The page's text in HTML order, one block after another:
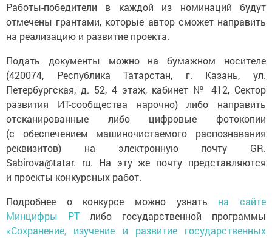
Работы-победители в каждой из номинаций будут
отмечены грантами, которые автор сможет направить
на реализацию и развитие проекта.
Подать документы можно на бумажном носителе
(420074, Республика Татарстан, г. Казань, ул.
Петербургская, д. 52, 4 этаж, кабинет № 412, Сектор
развития ИТ-сообщества нарочно) либо направить
отсканированные либо цифровые фотокопии
(с обеспечением машиночистаемого распознавания
реквизитов) на электронную почту GR.
Sabirova@tatar. ru. На эту же почту представляются
и проекты конкурсных работ.
Подробнее о конкурсе можно узнать на сайте
Минцифры РТ либо государственной программы
«Сохранение, изучение и развитие государственных